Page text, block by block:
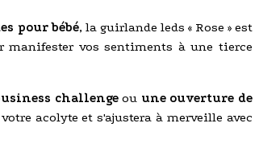
pour bébé, la guirlande leds « Rose » est
manifester vos sentiments à une tierce
challengeou une ouverture de
acolyte et s'ajustera à merveille avec